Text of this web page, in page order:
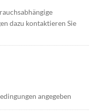
dazu kontaktieren Sie
angegeben